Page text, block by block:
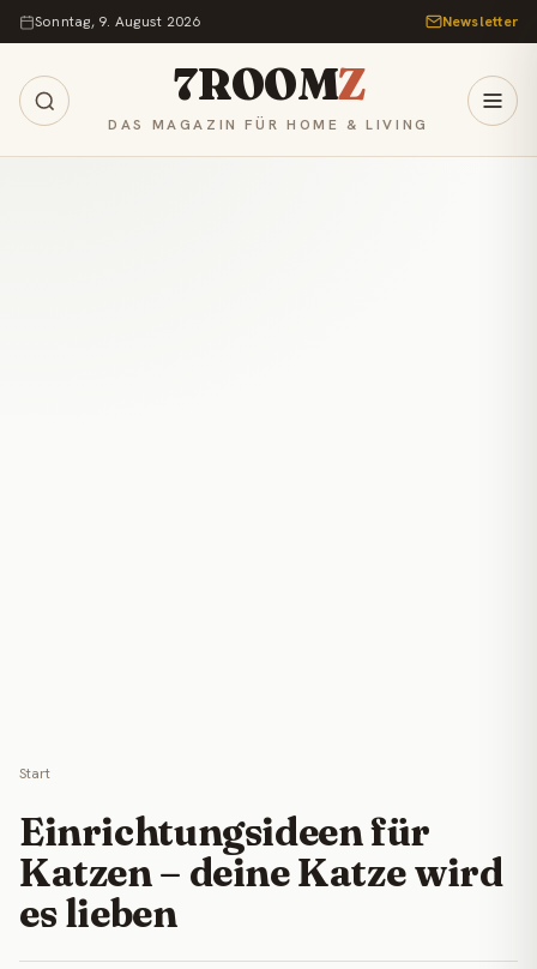
Zum Inhalt springen
Sonntag, 9. August 2026 Newsletter
7ROOMZ
DAS MAGAZIN FÜR HOME & LIVING
Start
Einrichtungsideen für
Katzen – deine Katze wird
es lieben